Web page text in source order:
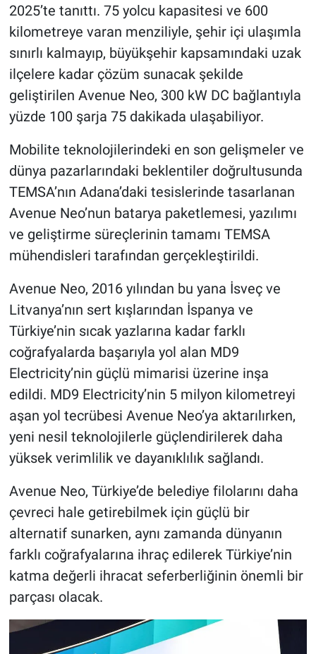
2025’te tanıttı. 75 yolcu kapasitesi ve 600
kilometreye varan menziliyle, şehir içi ulaşımla
sınırlı kalmayıp, büyükşehir kapsamındaki uzak
ilçelere kadar çözüm sunacak şekilde
geliştirilen Avenue Neo, 300 kW DC bağlantıyla
yüzde 100 şarja 75 dakikada ulaşabiliyor.
Mobilite teknolojilerindeki en son gelişmeler ve
dünya pazarlarındaki beklentiler doğrultusunda
TEMSA’nın Adana’daki tesislerinde tasarlanan
Avenue Neo’nun batarya paketlemesi, yazılımı
ve geliştirme süreçlerinin tamamı TEMSA
mühendisleri tarafından gerçekleştirildi.
Avenue Neo, 2016 yılından bu yana İsveç ve
Litvanya’nın sert kışlarından İspanya ve
Türkiye’nin sıcak yazlarına kadar farklı
coğrafyalarda başarıyla yol alan MD9
Electricity’nin güçlü mimarisi üzerine inşa
edildi. MD9 Electricity’nin 5 milyon kilometreyi
aşan yol tecrübesi Avenue Neo’ya aktarılırken,
yeni nesil teknolojilerle güçlendirilerek daha
yüksek verimlilik ve dayanıklılık sağlandı.
Avenue Neo, Türkiye’de belediye filolarını daha
çevreci hale getirebilmek için güçlü bir
alternatif sunarken, aynı zamanda dünyanın
farklı coğrafyalarına ihraç edilerek Türkiye’nin
katma değerli ihracat seferberliğinin önemli bir
parçası olacak.